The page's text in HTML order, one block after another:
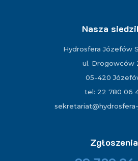
Nasza
Hydrosfera Józefów
ul. Drogowców
05-420
tel: 22 780 06
Zgłoszenia